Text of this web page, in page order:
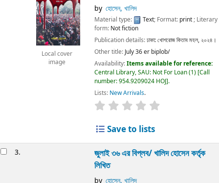
Local cover
image
by হোসেন, খালিদ
Material type: Text; Format: print; Literary
form: Not fiction
Publication details:ঢাকা:খোশরোজ কিতাব মহল,২০২৪।
Other title: July 36 er biplob/
Availability:Items available for reference:
Central Library, SAU: Not For Loan(1) Call
number:954.9209024 HOJ .
Lists: New Arrivals.
Save to lists
3. জুলাই ৩৬ এর বিপ্লব/খালিদ হোসেন কর্তৃক
লিখিত
by হোসেন, খালিদ